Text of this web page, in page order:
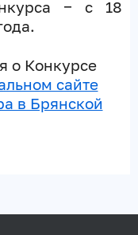
‒ с 18
о Конкурсе
сайте
в Брянской